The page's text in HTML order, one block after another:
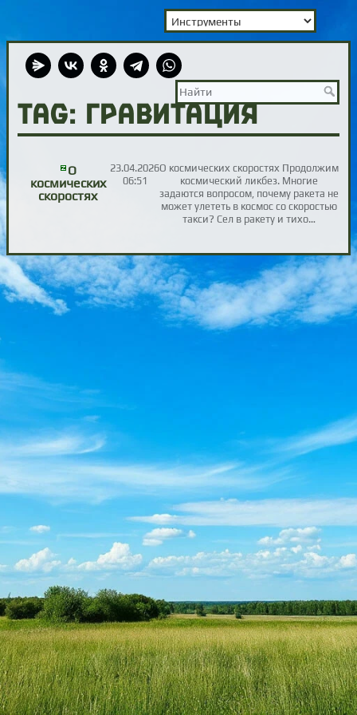
TAG: гравитация
О
космических
скоростях
23.04.2026
06:51
О космических скоростях Продолжим
космический ликбез. Многие
задаются вопросом, почему ракета не
может улететь в космос со скоростью
такси? Сел в ракету и тихо…